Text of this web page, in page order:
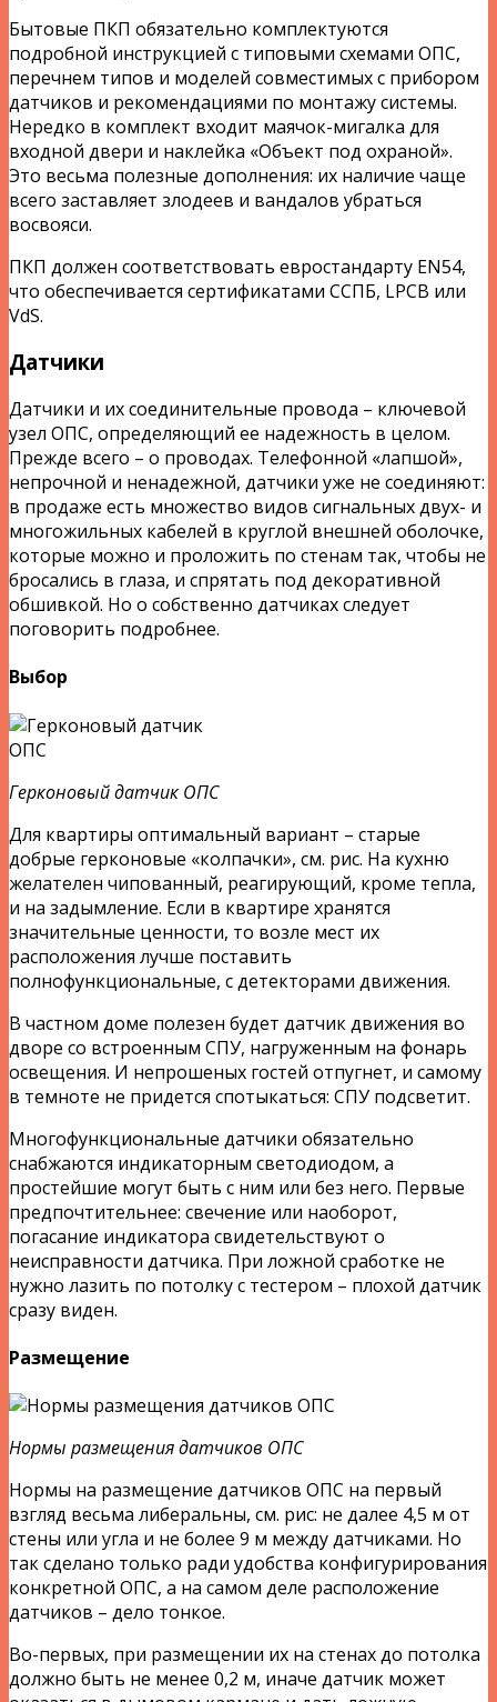
Бытовые ПКП обязательно комплектуются
подробной инструкцией с типовыми схемами ОПС,
перечнем типов и моделей совместимых с прибором
датчиков и рекомендациями по монтажу системы.
Нередко в комплект входит маячок-мигалка для
входной двери и наклейка «Объект под охраной».
Это весьма полезные дополнения: их наличие чаще
всего заставляет злодеев и вандалов убраться
восвояси.
ПКП должен соответствовать евростандарту EN54,
что обеспечивается сертификатами ССПБ, LPCB или
VdS.
Датчики
Датчики и их соединительные провода – ключевой
узел ОПС, определяющий ее надежность в целом.
Прежде всего – о проводах. Телефонной «лапшой»,
непрочной и ненадежной, датчики уже не соединяют:
в продаже есть множество видов сигнальных двух- и
многожильных кабелей в круглой внешней оболочке,
которые можно и проложить по стенам так, чтобы не
бросались в глаза, и спрятать под декоративной
обшивкой. Но о собственно датчиках следует
поговорить подробнее.
Выбор
Герконовый датчик ОПС
Для квартиры оптимальный вариант – старые
добрые герконовые «колпачки», см. рис. На кухню
желателен чипованный, реагирующий, кроме тепла,
и на задымление. Если в квартире хранятся
значительные ценности, то возле мест их
расположения лучше поставить
полнофункциональные, с детекторами движения.
В частном доме полезен будет датчик движения во
дворе со встроенным СПУ, нагруженным на фонарь
освещения. И непрошеных гостей отпугнет, и самому
в темноте не придется спотыкаться: СПУ подсветит.
Многофункциональные датчики обязательно
снабжаются индикаторным светодиодом, а
простейшие могут быть с ним или без него. Первые
предпочтительнее: свечение или наоборот,
погасание индикатора свидетельствуют о
неисправности датчика. При ложной сработке не
нужно лазить по потолку с тестером – плохой датчик
сразу виден.
Размещение
Нормы размещения датчиков ОПС
Нормы на размещение датчиков ОПС на первый
взгляд весьма либеральны, см. рис: не далее 4,5 м от
стены или угла и не более 9 м между датчиками. Но
так сделано только ради удобства конфигурирования
конкретной ОПС, а на самом деле расположение
датчиков – дело тонкое.
Во-первых, при размещении их на стенах до потолка
должно быть не менее 0,2 м, иначе датчик может